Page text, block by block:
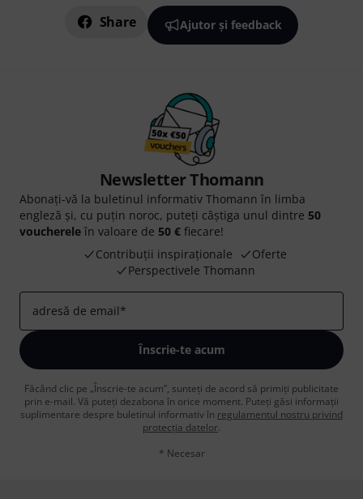
Share Ajutor și feedback
Newsletter Thomann
Abonați-vă la buletinul informativ Thomann în limba
engleză și, cu puțin noroc, puteți câștiga unul dintre 50
voucherele în valoare de 50 € fiecare!
Contribuții inspiraționale
Oferte
Perspectivele Thomann
adresă de email*
Înscrie-te acum
Făcând clic pe „Înscrie-te acum”, sunteți de acord să primiți publicitate
prin e-mail. Vă puteți dezabona în orice moment. Puteți găsi informații
suplimentare despre buletinul informativ în regulamentul nostru privind
protecția datelor.
* Necesar